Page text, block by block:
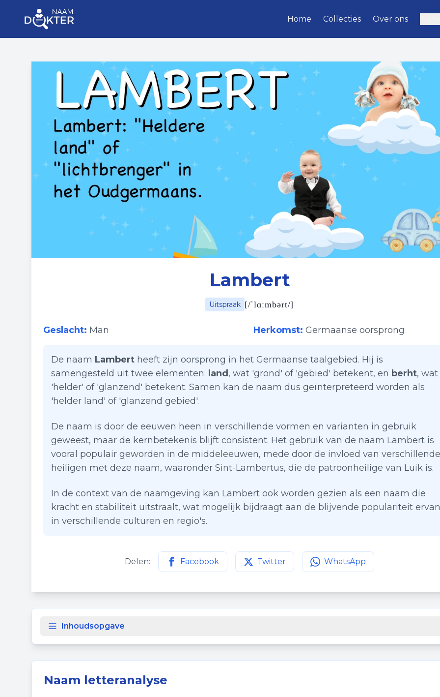
Home Collecties Over ons
Lambert
Uitspraak [/ˈlɑːmbərt/]
Geslacht: Man Herkomst: Germaanse oorsprong
De naam Lambert heeft zijn oorsprong in het Germaanse taalgebied. Hij is
samengesteld uit twee elementen: land , wat 'grond' of 'gebied' betekent, en berht, wat
'helder' of 'glanzend' betekent. Samen kan de naam dus geïnterpreteerd worden als
'helder land' of 'glanzend gebied'.
De naam is door de eeuwen heen in verschillende vormen en varianten in gebruik
geweest, maar de kernbetekenis blijft consistent. Het gebruik van de naam Lambert is
vooral populair geworden in de middeleeuwen, mede door de invloed van verschillende
heiligen met deze naam, waaronder Sint-Lambertus, die de patroonheilige van Luik is.
In de context van de naamgeving kan Lambert ook worden gezien als een naam die
kracht en stabiliteit uitstraalt, wat mogelijk bijdraagt aan de blijvende populariteit ervan
in verschillende culturen en regio's.
Delen: Facebook
Deel deze pagina op Facebook
Twitter
Deel deze pagina opTwitter
WhatsApp
Deel deze pagina op
Inhoudsopgave
Naam letteranalyse